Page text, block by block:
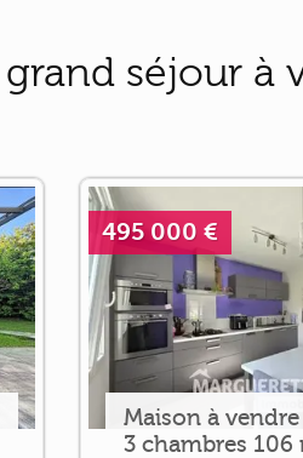
séjour à
495 000 €
Maison à vendre
3 chambres 106